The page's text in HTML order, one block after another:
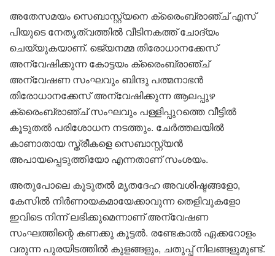
അതേസമയം സെബാസ്റ്റ്യനെ ക്രൈംബ്രാഞ്ച് എസ്
പിയുടെ നേതൃത്വത്തിൽ വീടിനകത്ത് ചോദ്യം
ചെയ്യുകയാണ്. ജെ്യനമ്മ തിരോധാനക്കേസ്
അന്വേഷിക്കുന്ന കോട്ടയം ക്രൈംബ്രാഞ്ച്
അന്വേഷണ സംഘവും ബിന്ദു പത്മനാഭൻ
തിരോധാനക്കേസ് അന്വേഷിക്കുന്ന ആലപ്പുഴ
ക്രൈംബ്രാഞ്ച് സംഘവും പള്ളിപ്പുറത്തെ വീട്ടിൽ
കൂടുതൽ പരിശോധന നടത്തും. ചേർത്തലയിൽ
കാണാതായ സ്ത്രീകളെ സെബാസ്റ്റ്യൻ
അപായപ്പെടുത്തിയോ എന്നതാണ് സംശയം.
അതുപോലെ കൂടുതൽ മൃതദേഹ അവശിഷ്ടങ്ങളോ,
കേസിൽ നിർണായകമായേക്കാവുന്ന തെളിവുകളോ
ഇവിടെ നിന്ന് ലഭിക്കുമെന്നാണ് അന്വേഷണ
സംഘത്തിന്റെ കണക്കു കൂട്ടൽ. രണ്ടേകാൽ ഏക്കറോളം
വരുന്ന പുരയിടത്തിൽ കുളങ്ങളും, ചതുപ്പ് നിലങ്ങളുമുണ്ട്.